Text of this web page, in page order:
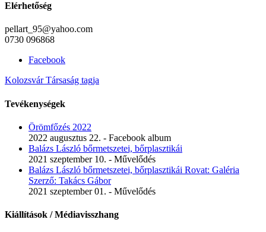
Elérhetőség
pellart_95@yahoo.com
0730 096868
Facebook
Kolozsvár Társaság tagja
Tevékenységek
Örömfőzés 2022
2022 augusztus 22. - Facebook album
Balázs László bőrmetszetei, bőrplasztikái
2021 szeptember 10. - Művelődés
Balázs László bőrmetszetei, bőrplasztikái Rovat: Galéria
Szerző: Takács Gábor
2021 szeptember 01. - Művelődés
Kiállítások / Médiavisszhang